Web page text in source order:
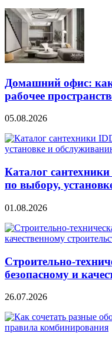
Домашний офис: как
рабочее
05.08.2026
Каталог
по выбору,
01.08.2026
безопасному и
26.07.2026